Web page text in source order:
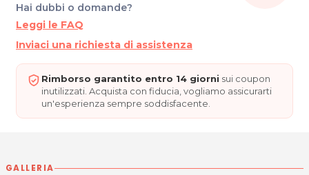
33170 Pordenone
Cel. 331 8452172
modalità di acquisto scrivi a
posta@espevia.it
Hai dubbi o domande?
Leggi le FAQ
Inviaci una richiesta di assistenza
Rimborso garantito entro 14 giorni sui coupon
inutilizzati. Acquista con fiducia, vogliamo assicurarti
un'esperienza sempre soddisfacente.
GALLERIA